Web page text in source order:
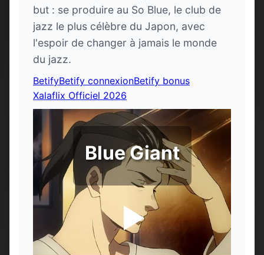
but : se produire au So Blue, le club de
jazz le plus célèbre du Japon, avec
l'espoir de changer à jamais le monde
du jazz.
BetifyBetify connexionBetify bonus
Xalaflix Officiel 2026
Blue Giant